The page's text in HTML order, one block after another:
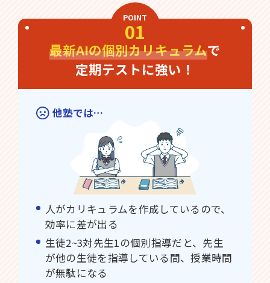
POINT
01
最新AIの個別カリキュラムで
定期テストに強い！
他塾では…
人がカリキュラムを作成しているので、
効率に差が出る
生徒2~3対先生1の個別指導だと、先生
が他の生徒を指導している間、授業時間
が無駄になる